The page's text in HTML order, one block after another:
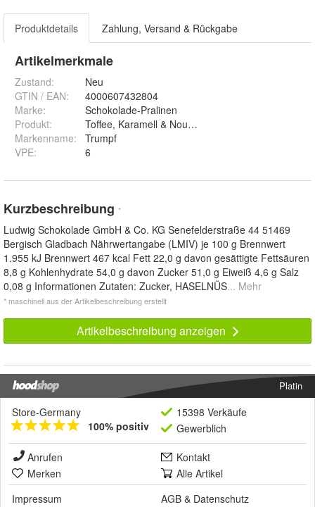
Produktdetails Zahlung, Versand & Rückgabe
Artikelmerkmale
Zustand:
Neu
GTIN / EAN:
4000607432804
Marke:
Schokolade-Pralinen
Produkt:
Toffee, Karamell & Nougat
Markenname:
Trumpf
VPE: 6
Kurzbeschreibung *
Ludwig Schokolade GmbH & Co. KG Senefelderstraße 44 51469
Bergisch Gladbach Nährwertangabe (LMIV) je 100 g Brennwert
1.955 kJ Brennwert 467 kcal Fett 22,0 g davon gesättigte Fettsäuren
8,8 g Kohlenhydrate 54,0 g davon Zucker 51,0 g Eiweiß 4,6 g Salz
0,08 g Informationen Zutaten: Zucker, HASELNÜS... Mehr
* maschinell aus der Artikelbeschreibung erstellt
Artikelbeschreibung anzeigen
Platin
Store-Germany
100% positiv
15398 Verkäufe
Gewerblich
Anrufen
Kontakt
Merken
Alle Artikel
Impressum
AGB & Datenschutz